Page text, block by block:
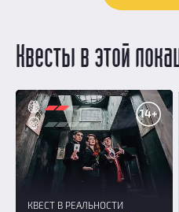
Квесты в этой
14+
КВЕСТ В РЕАЛЬНОСТИ